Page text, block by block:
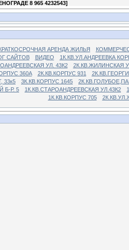
8 965 4232543]
АРЕНДА ЖИЛЬЯ
САЙТОВ ВИДЕО
1К.КВ.УЛ.АНДРЕЕВКА
УЛ. 43К2
2К.КВ.ЖИЛИНСКАЯ
360А 2К.КВ.КОРПУС 931
33к5
3К.КВ.КОРПУС 1645
Б-Р. 5
1К.КВ.СТАРОАНДРЕЕВСКАЯ УЛ.43К2
1К.КВ.КОРПУС 705